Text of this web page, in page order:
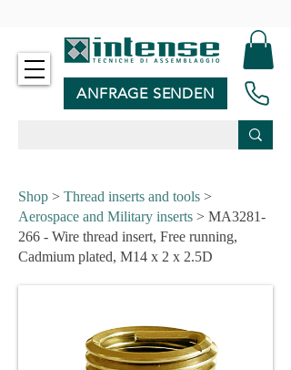
ANFRAGE SENDEN
Shop > Thread inserts and tools >
Aerospace and Military inserts > MA3281-
266 - Wire thread insert, Free running,
Cadmium plated, M14 x 2 x 2.5D